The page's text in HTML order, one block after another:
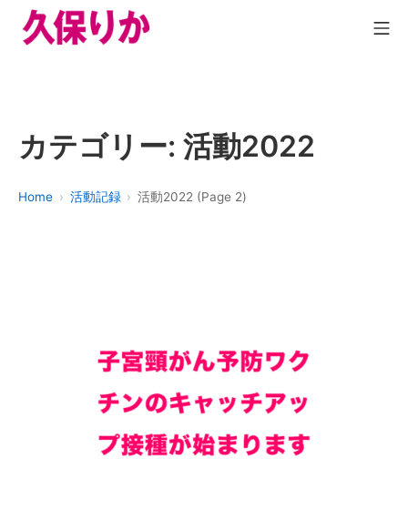
カテゴリー: 活動2022
Home 活動記録 活動2022 (Page 2)